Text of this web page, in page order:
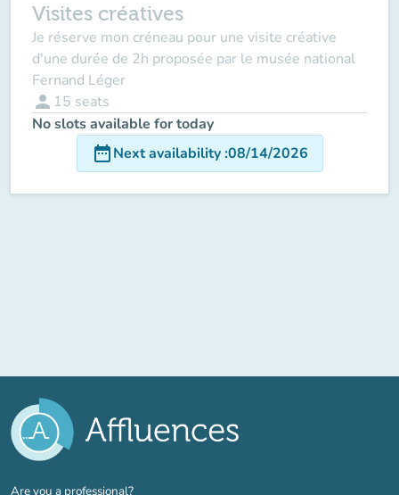
Visites créatives
Je réserve mon créneau pour une visite créative
d'une durée de 2h proposée par le musée national
Fernand Léger
person 15 seats
No slots available for today
date_rangeNext availability:08/14/2026
Are you a professional?(new tab)